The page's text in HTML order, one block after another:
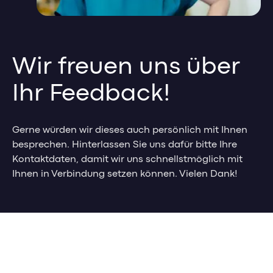
Management-Impulse
Management-Blog
Management-Glossar
Feedbackgespräche
Weiterbildungsmanagement
HR-Impulse
Referenzen & Erfolgsstorys
HR-Blog & Whitepaper
Webinare & Events
Wir freuen uns über
Ihr Feedback!
Gerne würden wir dieses auch persönlich mit Ihnen
besprechen. Hinterlassen Sie uns dafür bitte Ihre
Kontaktdaten, damit wir uns schnellstmöglich mit
Ihnen in Verbindung setzen können. Vielen Dank!